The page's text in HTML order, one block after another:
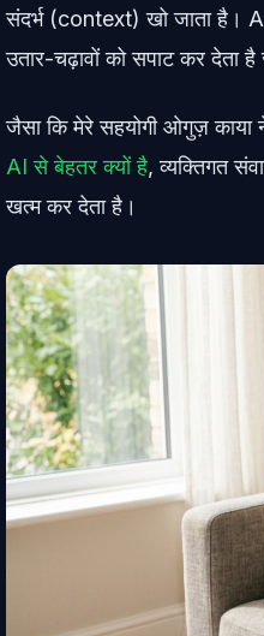
संदर्भ (context) खो जाता है।
उतार-चढ़ावों को सपाट कर देता
जैसा कि मेरे सहयोगी ओगुज़ काया
AI से बेहतर क्यों है, व्यक्तिगत
खत्म कर देता है।